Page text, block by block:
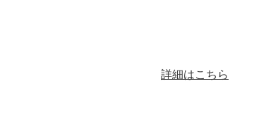
詳細はこちら